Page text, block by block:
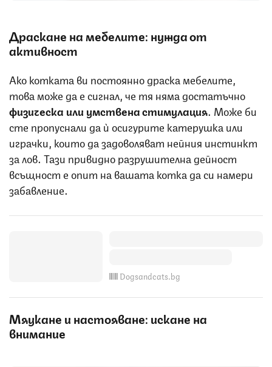
Драскане на мебелите: нужда от
активност
Ако котката ви постоянно драска мебелите,
това може да е сигнал, че тя няма достатъчно
физическа или умствена стимулация. Може би
сте пропуснали да ѝ осигурите катерушка или
играчки, които да задоволяват нейния инстинкт
за лов. Тази привидно разрушителна дейност
всъщност е опит на вашата котка да си намери
забавление.
Dogsandcats.bg
Мяукане и настояване: искане на
внимание